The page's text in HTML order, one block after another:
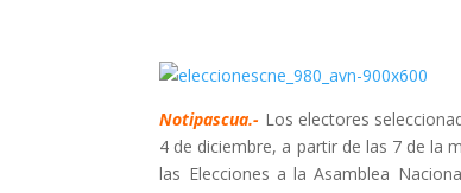
Notipascua.- Los electores
4 de diciembre, a partir de las 7 de la
las Elecciones a la Asamblea